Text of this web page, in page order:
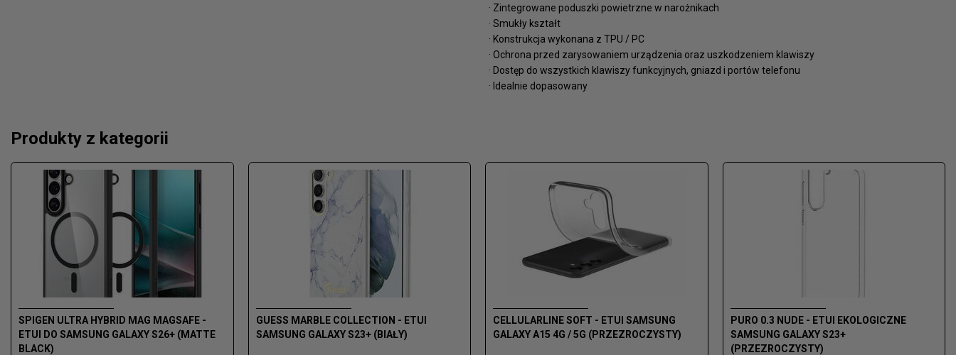
· Zintegrowane poduszki powietrzne w narożnikach
· Smukły kształt
· Konstrukcja wykonana z TPU / PC
· Ochrona przed zarysowaniem urządzenia oraz uszkodzeniem klawiszy
· Dostęp do wszystkich klawiszy funkcyjnych, gniazd i portów telefonu
· Idealnie dopasowany
Produkty z kategorii
SPIGEN ULTRA HYBRID MAG MAGSAFE -
ETUI DO SAMSUNG GALAXY S26+ (MATTE
BLACK)
GUESS MARBLE COLLECTION - ETUI
SAMSUNG GALAXY S23+ (BIAŁY)
CELLULARLINE SOFT - ETUI SAMSUNG
GALAXY A15 4G / 5G (PRZEZROCZYSTY)
PURO 0.3 NUDE - ETUI EKOLOGICZNE
SAMSUNG GALAXY S23+
(PRZEZROCZYSTY)